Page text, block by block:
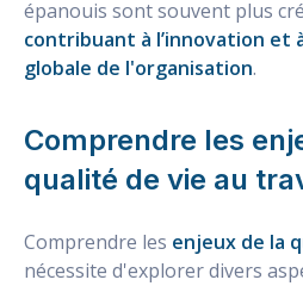
épanouis sont souvent plus
contribuant à l’innovation et
globale de l'organisation.
Comprendre les
qualité de vie au
Comprendre les enjeux de la
nécessite d'explorer divers